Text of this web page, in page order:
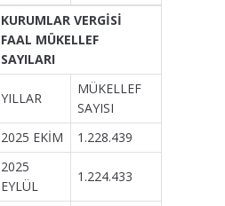
KURUMLAR VERGİSİ
FAAL MÜKELLEF
SAYILARI
YILLAR
MÜKELLEF
SAYISI
2025 EKİM
1.228.439
2025
EYLÜL
1.224.433